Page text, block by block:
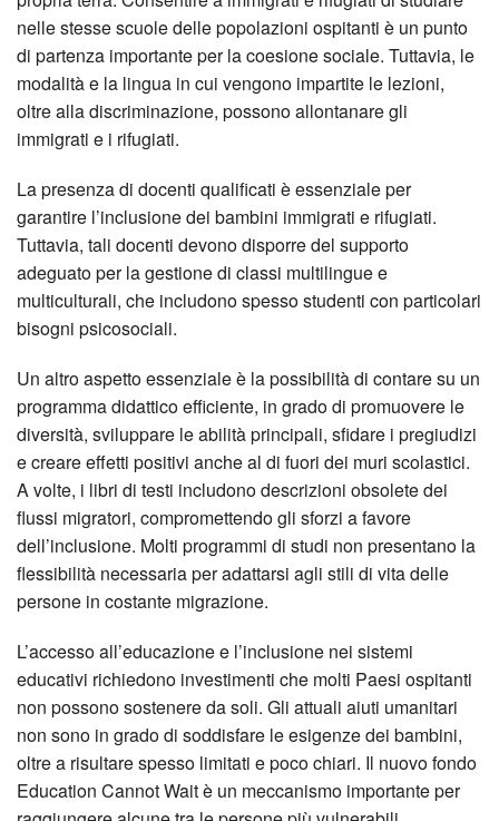
nelle stesse scuole delle popolazioni ospitanti è un punto
di partenza importante per la coesione sociale. Tuttavia, le
modalità e la lingua in cui vengono impartite le lezioni,
oltre alla discriminazione, possono allontanare gli
immigrati e i rifugiati.
La presenza di docenti qualificati è essenziale per
garantire l’inclusione dei bambini immigrati e rifugiati.
Tuttavia, tali docenti devono disporre del supporto
adeguato per la gestione di classi multilingue e
multiculturali, che includono spesso studenti con particolari
bisogni psicosociali.
Un altro aspetto essenziale è la possibilità di contare su un
programma didattico efficiente, in grado di promuovere le
diversità, sviluppare le abilità principali, sfidare i pregiudizi
e creare effetti positivi anche al di fuori dei muri scolastici.
A volte, i libri di testi includono descrizioni obsolete dei
flussi migratori, compromettendo gli sforzi a favore
dell’inclusione. Molti programmi di studi non presentano la
flessibilità necessaria per adattarsi agli stili di vita delle
persone in costante migrazione.
L’accesso all’educazione e l’inclusione nei sistemi
educativi richiedono investimenti che molti Paesi ospitanti
non possono sostenere da soli. Gli attuali aiuti umanitari
non sono in grado di soddisfare le esigenze dei bambini,
oltre a risultare spesso limitati e poco chiari. Il nuovo fondo
Education Cannot Wait è un meccanismo importante per